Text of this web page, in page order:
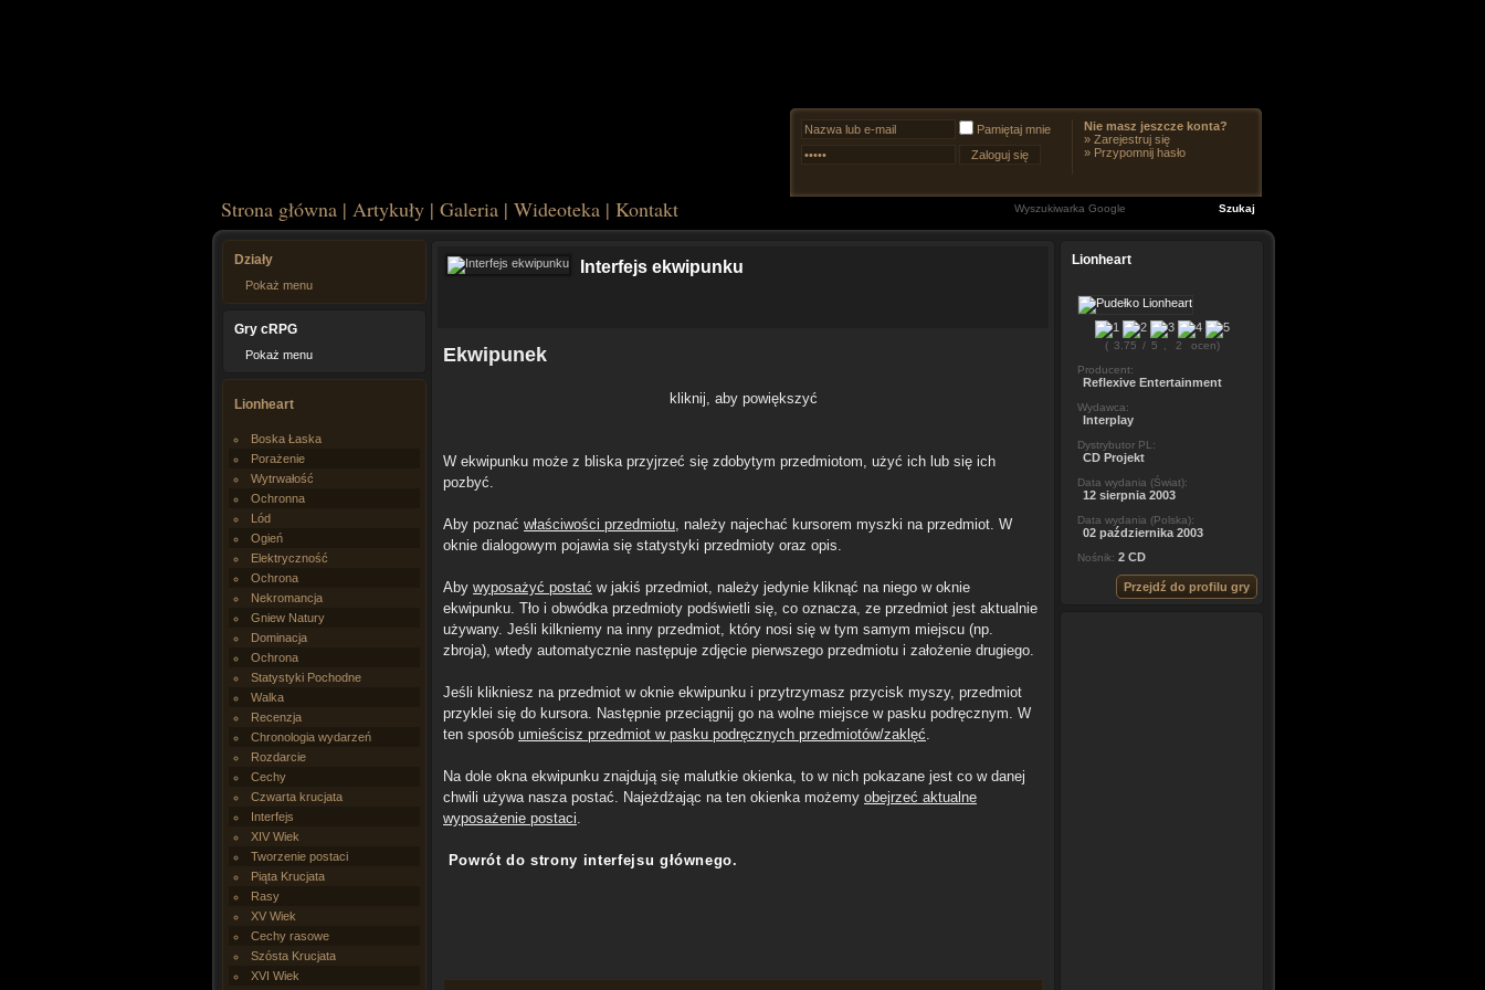
Pamiętaj mnie
Nie masz jeszcze konta?
» Zarejestruj się
» Przypomnij hasło
Strona główna | Artykuły | Galeria | Wideoteka | Kontakt
Działy
Pokaż menu
Gry cRPG
Pokaż menu
Lionheart
Boska Łaska
Porażenie
Wytrwałość
Ochronna
Lód
Ogień
Elektryczność
Ochrona
Nekromancja
Gniew Natury
Dominacja
Ochrona
Statystyki Pochodne
Walka
Recenzja
Chronologia wydarzeń
Rozdarcie
Cechy
Czwarta krucjata
Interfejs
XIV Wiek
Tworzenie postaci
Piąta Krucjata
Rasy
XV Wiek
Cechy rasowe
Szósta Krucjata
XVI Wiek
Interfejs ekwipunku
Ekwipunek
kliknij, aby powiększyć
W ekwipunku może z bliska przyjrzeć się zdobytym przedmiotom, użyć ich lub się ich
pozbyć.
Aby poznać właściwości przedmiotu, należy najechać kursorem myszki na przedmiot. W
oknie dialogowym pojawia się statystyki przedmioty oraz opis.
Aby wyposażyć postać w jakiś przedmiot, należy jedynie kliknąć na niego w oknie
ekwipunku. Tło i obwódka przedmioty podświetli się, co oznacza, ze przedmiot jest aktualnie
używany. Jeśli kilkniemy na inny przedmiot, który nosi się w tym samym miejscu (np.
zbroja), wtedy automatycznie następuje zdjęcie pierwszego przedmiotu i założenie drugiego.
Jeśli klikniesz na przedmiot w oknie ekwipunku i przytrzymasz przycisk myszy, przedmiot
przyklei się do kursora. Następnie przeciągnij go na wolne miejsce w pasku podręcznym. W
ten sposób umieścisz przedmiot w pasku podręcznych przedmiotów/zaklęć.
Na dole okna ekwipunku znajdują się malutkie okienka, to w nich pokazane jest co w danej
chwili używa nasza postać. Najeżdżając na ten okienka możemy obejrzeć aktualne
wyposażenie postaci.
Powrót do strony interfejsu głównego.
Lionheart
( 3.75 / 5 2
ocen)
Producent:
Reflexive Entertainment
Wydawca:
Interplay
Dystrybutor PL:
CD Projekt
Data wydania (Świat):
12 sierpnia 2003
Data wydania (Polska):
02 października 2003
Nośnik: 2 CD
Przejdź do profilu gry